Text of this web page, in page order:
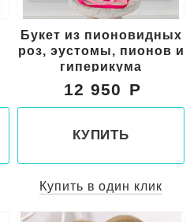
Букет из пионовидных
роз, эустомы, пионов и
гиперикума
12 950
КУПИТЬ
Купить в один клик